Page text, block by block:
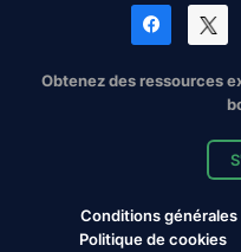
Obtenez des ressources
Conditions générales
Politique de cookies